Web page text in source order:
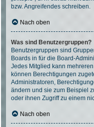
bzw. Angreifendes schreiben.
Nach oben
Was sind Benutzergruppen?
Benutzergruppen sind
Boards in für die Board-
Jedes Mitglied kann
können Berechtigungen
Administratoren,
ändern und sie zum Beispiel
oder ihnen Zugriff zu einem
Nach oben